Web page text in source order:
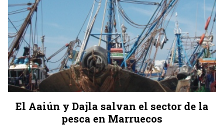
El Aaiún y Dajla salvan el sector de la
pesca en Marruecos